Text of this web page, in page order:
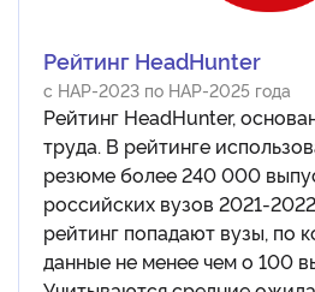
Рейтинг HeadHunter
с НАР-2023 по НАР-2025 года
Рейтинг HeadHunter,
труда. В рейтинге
резюме более 240 000
российских вузов 2021-
рейтинг попадают вузы, по
данные не менее чем о 100